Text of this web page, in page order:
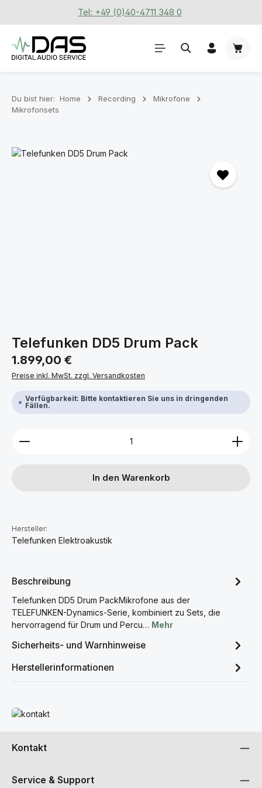
Zum Hauptinhalt springenTel: +49 (0)40-4711 348 0
Du bist hier: Home Recording
Mikrofone
Mikrofonsets
Bildergalerie überspringen
Telefunken DD5 Drum Pack
Regulärer Preis:
1.899,00 €
Preise inkl. MwSt. zzgl. Versandkosten
Verfügbarkeit: Bitte kontaktieren Sie uns in dringenden
Fällen.
Produkt Anzahl: Gib den gewünschten Wert ein
In den Warenkorb
Hersteller:
Telefunken Elektroakustik
Beschreibung
Telefunken DD5 Drum PackMikrofone aus der
TELEFUNKEN-Dynamics-Serie, kombiniert zu Sets, die
hervorragend für Drum und Percu… Mehr
Sicherheits- und Warnhinweise
Herstellerinformationen
Mehr erfahren
Kontakt
Service & Support